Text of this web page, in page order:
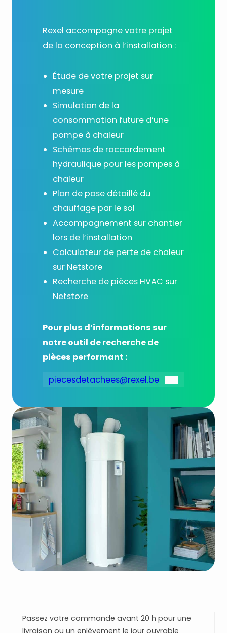
Rexel accompagne votre projet
de la conception à l’installation :
Étude de votre projet sur
mesure
Simulation de la
consommation future d’une
pompe à chaleur
Schémas de raccordement
hydraulique pour les pompes à
chaleur
Plan de pose détaillé du
chauffage par le sol
Accompagnement sur chantier
lors de l’installation
Calculateur de perte de chaleur
sur Netstore
Recherche de pièces HVAC sur
Netstore
Pour plus d’informations sur
notre outil de recherche de
pièces performant :
piecesdetachees@rexel.be
Passez votre commande avant 20 h pour une
livraison ou un enlèvement le jour ouvrable